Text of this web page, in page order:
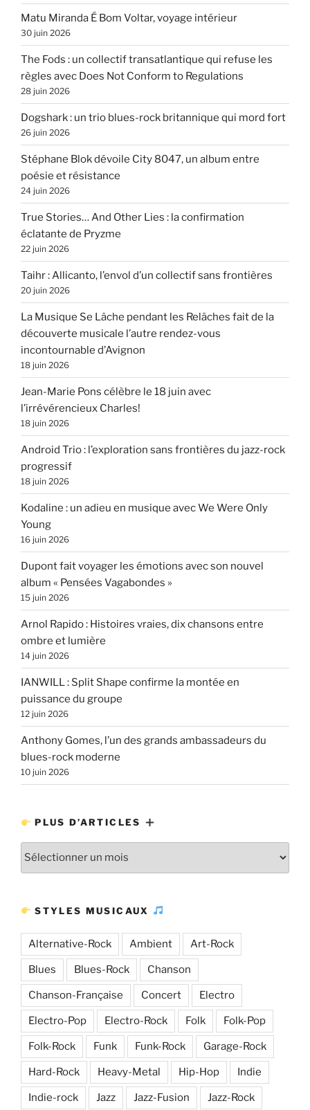
Matu Miranda É Bom Voltar, voyage intérieur
30 juin 2026
The Fods : un collectif transatlantique qui refuse les
règles avec Does Not Conform to Regulations
28 juin 2026
Dogshark : un trio blues-rock britannique qui mord fort
26 juin 2026
Stéphane Blok dévoile City 8047, un album entre
poésie et résistance
24 juin 2026
True Stories… And Other Lies : la confirmation
éclatante de Pryzme
22 juin 2026
Taihr : Allicanto, l’envol d’un collectif sans frontières
20 juin 2026
La Musique Se Lâche pendant les Relâches fait de la
découverte musicale l’autre rendez-vous
incontournable d’Avignon
18 juin 2026
Jean-Marie Pons célèbre le 18 juin avec
l’irrévérencieux Charles!
18 juin 2026
Android Trio : l’exploration sans frontières du jazz-rock
progressif
18 juin 2026
Kodaline : un adieu en musique avec We Were Only
Young
16 juin 2026
Dupont fait voyager les émotions avec son nouvel
album « Pensées Vagabondes »
15 juin 2026
Arnol Rapido : Histoires vraies, dix chansons entre
ombre et lumière
14 juin 2026
IANWILL : Split Shape confirme la montée en
puissance du groupe
12 juin 2026
Anthony Gomes, l’un des grands ambassadeurs du
blues-rock moderne
10 juin 2026
PLUS D’ARTICLES
STYLES MUSICAUX
Alternative-Rock Ambient Art-Rock
Blues Blues-Rock Chanson
Chanson-Française Concert Electro
Electro-Pop Electro-Rock Folk Folk-Pop
Folk-Rock Funk Funk-Rock Garage-Rock
Hard-Rock Heavy-Metal Hip-Hop Indie
Indie-rock Jazz Jazz-Fusion Jazz-Rock